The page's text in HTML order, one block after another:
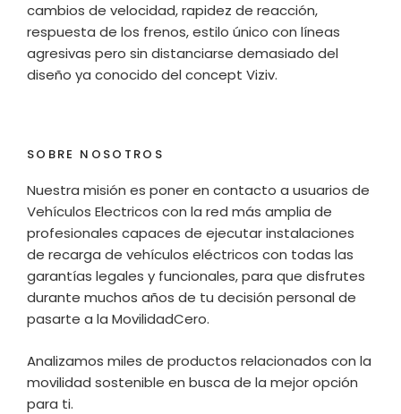
cambios de velocidad, rapidez de reacción,
respuesta de los frenos, estilo único con líneas
agresivas pero sin distanciarse demasiado del
diseño ya conocido del concept Viziv.
SOBRE NOSOTROS
Nuestra misión es poner en contacto a usuarios de
Vehículos Electricos con la red más amplia de
profesionales capaces de ejecutar instalaciones
de recarga de vehículos eléctricos con todas las
garantías legales y funcionales, para que disfrutes
durante muchos años de tu decisión personal de
pasarte a la MovilidadCero.
Analizamos miles de productos relacionados con la
movilidad sostenible en busca de la mejor opción
para ti.